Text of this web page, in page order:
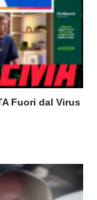
Fuori dal Virus